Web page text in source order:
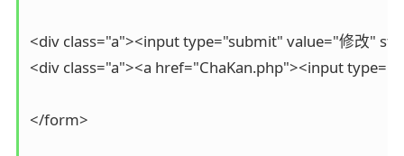
<div class="a"><input type="submit" value="修改"
<div class="a"><a href="ChaKan.php"><input
</form>